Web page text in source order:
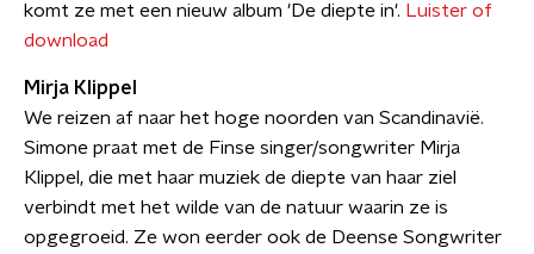
komt ze met een nieuw album 'De diepte in'. Luister of
download
Mirja Klippel
We reizen af naar het hoge noorden van Scandinavië.
Simone praat met de Finse singer/songwriter Mirja
Klippel, die met haar muziek de diepte van haar ziel
verbindt met het wilde van de natuur waarin ze is
opgegroeid. Ze won eerder ook de Deense Songwriter